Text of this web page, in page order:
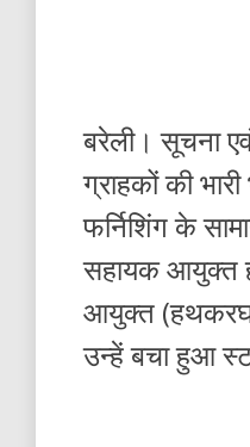
बरेली। सूचना
ग्राहकों की
फर्निशिंग के
सहायक आयुक्त
आयुक्त
उन्हें बचा हुआ